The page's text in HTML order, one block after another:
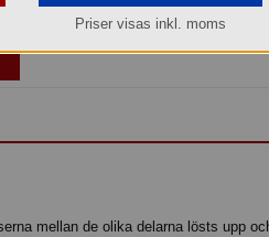
tillkommer.
mellan de olika delarna lösts upp
Priser visas inkl. moms